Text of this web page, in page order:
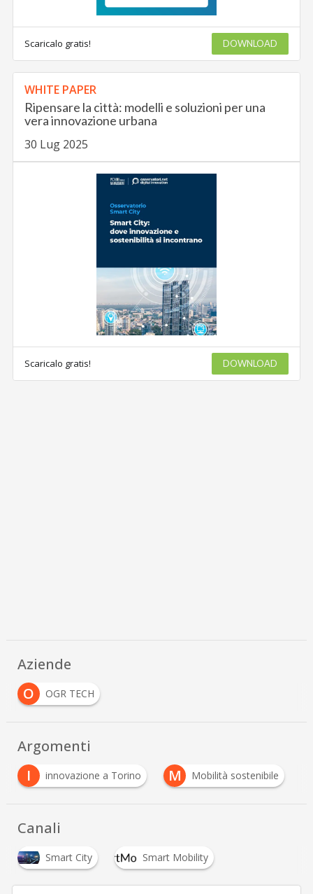
Scaricalo gratis! DOWNLOAD
WHITE PAPER
Ripensare la città: modelli e soluzioni per una
vera innovazione urbana
30 Lug 2025
Scaricalo gratis! DOWNLOAD
Aziende
O
OGR TECH
Argomenti
I
innovazione a Torino M Mobilità sostenibile
Canali
Smart City Smart Mobility